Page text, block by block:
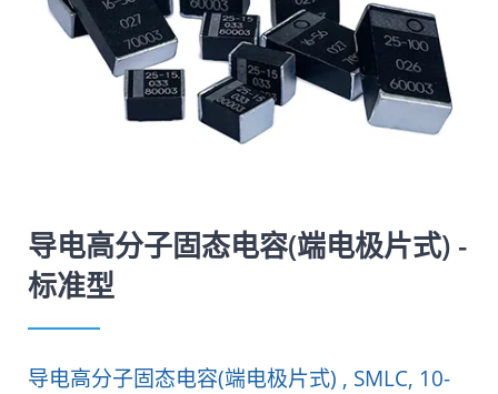
导电高分子固态电容(端电极片式) -
标准型
导电高分子固态电容(端电极片式) , SMLC, 10-